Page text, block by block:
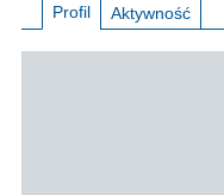
Profil Aktywność